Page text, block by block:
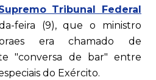
Tribunal Federal
feira (9), que o ministro
era chamado de
"conversa de bar" entre
do Exército.